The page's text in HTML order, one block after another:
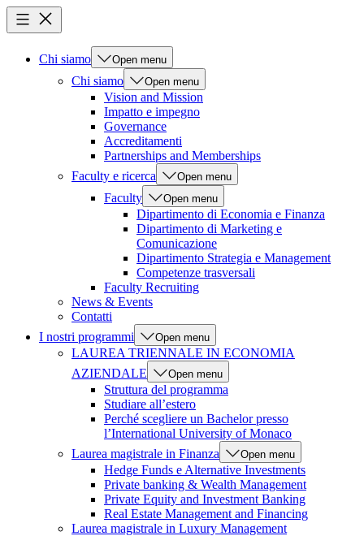
Chi siamo Open menu
Chi siamo Open menu
Vision and Mission
Impatto e impegno
Governance
Accreditamenti
Partnerships and Memberships
Faculty e ricerca
Open menu
Faculty Open menu
Dipartimento di Economia e Finanza
Dipartimento di Marketing e
Comunicazione
Dipartimento Strategia e Management
Competenze trasversali
Faculty Recruiting
News & Events
Contatti
I nostri programmi
Open menu
LAUREA TRIENNALE IN ECONOMIA
AZIENDALE
Open menu
Struttura del programma
Studiare all’estero
Perché scegliere un Bachelor presso
l’International University of Monaco
Laurea magistrale in Finanza
Open menu
Hedge Funds e Alternative Investments
Private banking & Wealth Management
Private Equity and Investment Banking
Real Estate Management and Financing
Laurea magistrale in Luxury Management